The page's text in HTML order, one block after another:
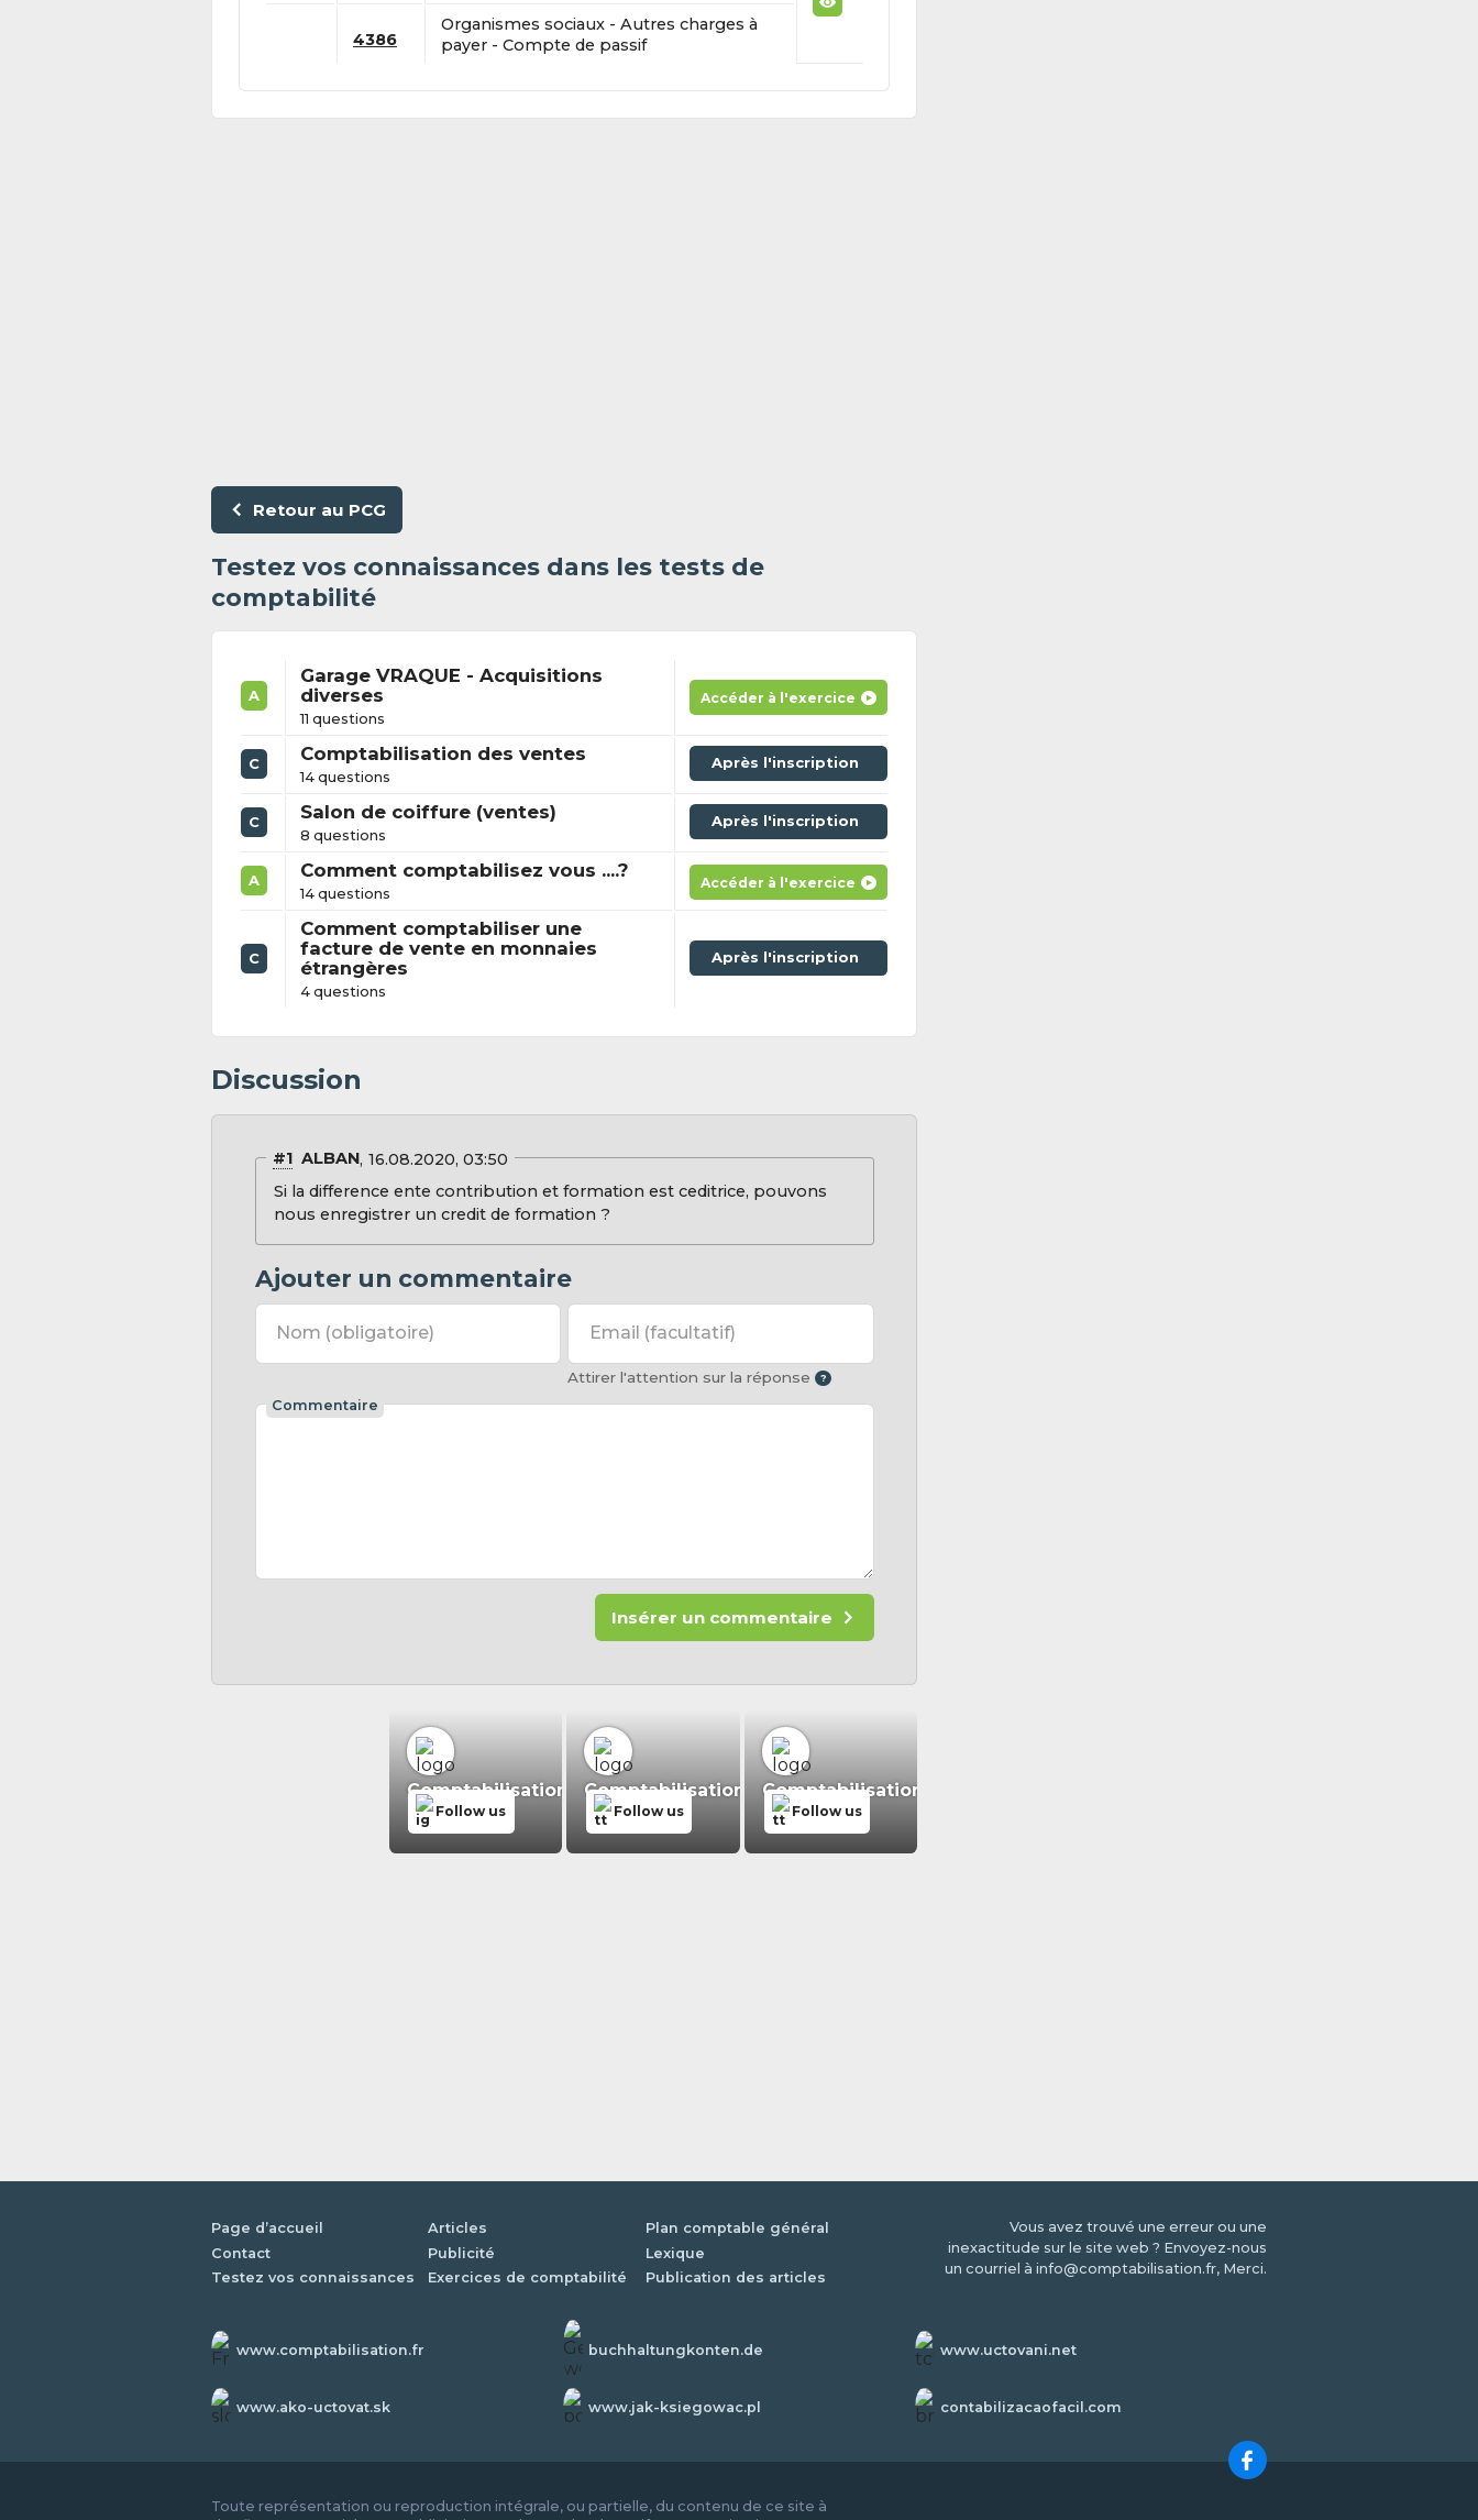
4386
Organismes sociaux - Autres charges à
payer - Compte de passif
Retour au PCG
Testez vos connaissances dans les tests de
comptabilité
A
Garage VRAQUE - Acquisitions
diverses
11 questions
Accéder à l'exercice
C Comptabilisation des ventes
14 questions
Après l'inscription
C Salon de coiffure (ventes)
8 questions
Après l'inscription
A Comment comptabilisez vous ....?
14 questions
Accéder à l'exercice
C
Comment comptabiliser une
facture de vente en monnaies
étrangères
4 questions
Après l'inscription
Discussion
#1ALBAN 16.08.2020, 03:50
Si la difference ente contribution et formation est ceditrice, pouvons
nous enregistrer un credit de formation ?
Ajouter un commentaire
Nom (obligatoire) Email (facultatif)
Attirer l'attention sur la réponse
Commentaire
Insérer un commentaire
Comptabilisation.fr
Follow us
Comptabilisation.fr
Follow us
Comptabilisation.fr
Follow us
Page d’accueil Articles
Plan comptable général
Contact
Publicité
Lexique
Testez vos connaissances
Exercices de comptabilité Publication des articles
Vous avez trouvé une erreur ou une
inexactitude sur le site web ? Envoyez-nous
un courriel à info@comptabilisation.fr, Merci.
www.comptabilisation.fr buchhaltungkonten.de www.uctovani.net
www.ako-uctovat.sk www.jak-ksiegowac.pl contabilizacaofacil.com
Toute représentation ou reproduction intégrale, ou partielle, du contenu de ce site à